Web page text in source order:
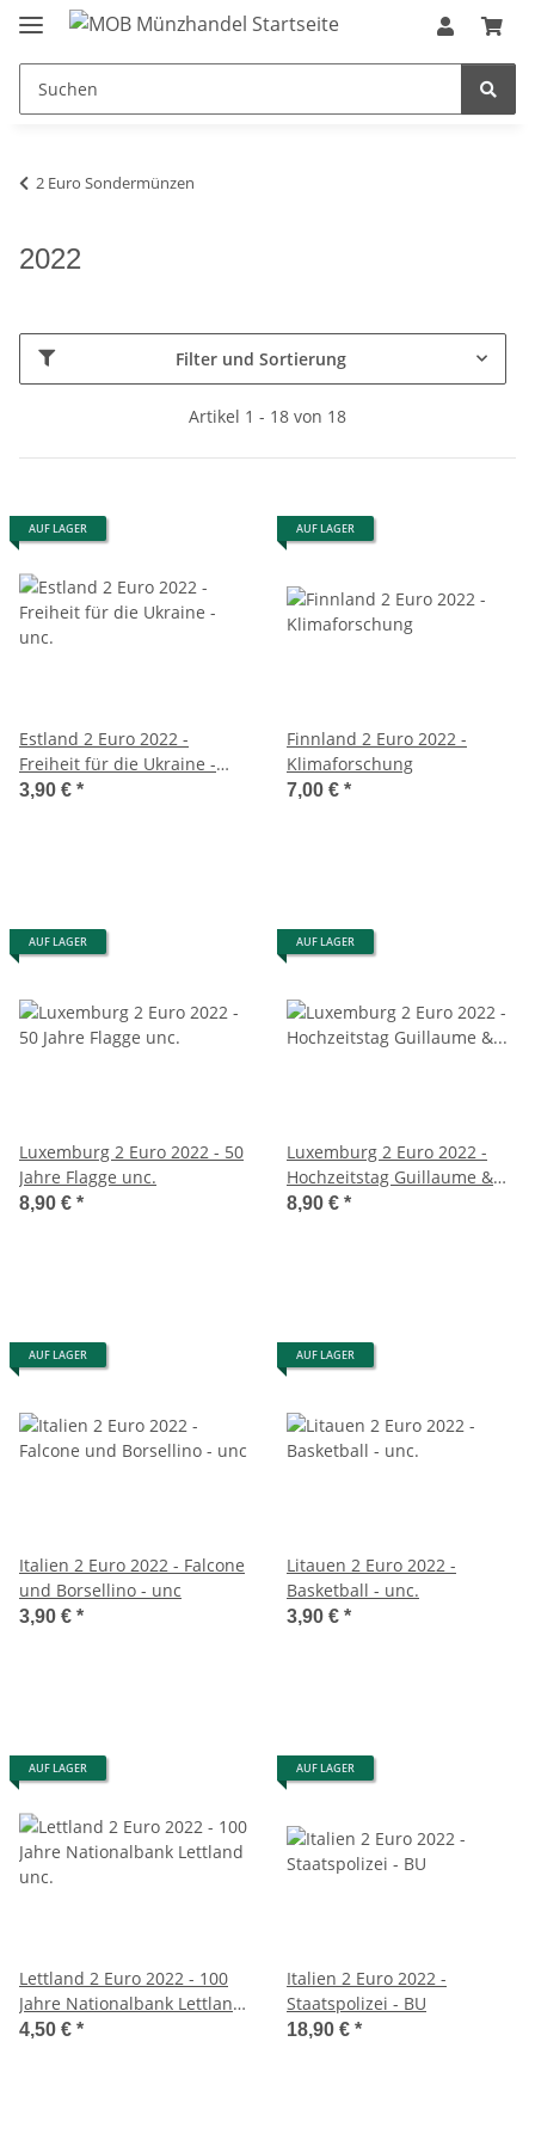
2 Euro Sondermünzen
2022
Filter und Sortierung
Artikel 1 - 18 von 18
AUF LAGER
Estland 2 Euro 2022 -
Freiheit für die Ukraine -
unc.
3,90 € *
AUF LAGER
Finnland 2 Euro 2022 -
Klimaforschung
7,00 € *
AUF LAGER
Luxemburg 2 Euro 2022 - 50
Jahre Flagge unc.
8,90 € *
AUF LAGER
Luxemburg 2 Euro 2022 -
Hochzeitstag Guillaume &
Stefanie unc.
8,90 € *
AUF LAGER
Italien 2 Euro 2022 - Falcone
und Borsellino - unc
3,90 € *
AUF LAGER
Litauen 2 Euro 2022 -
Basketball - unc.
3,90 € *
AUF LAGER
Lettland 2 Euro 2022 - 100
Jahre Nationalbank Lettland
unc.
4,50 € *
AUF LAGER
Italien 2 Euro 2022 -
Staatspolizei - BU
18,90 € *